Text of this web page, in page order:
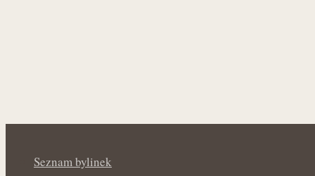
Seznam bylinek